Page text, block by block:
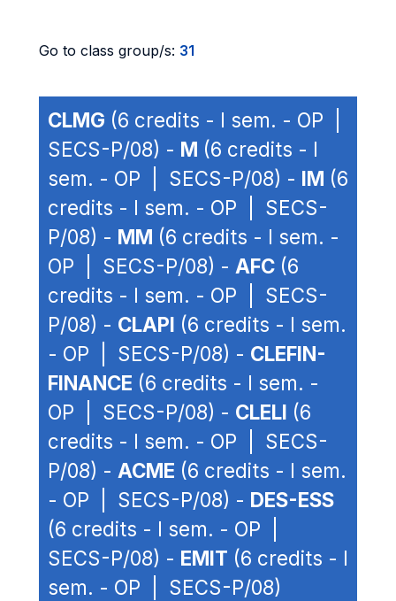
Go to class group/s: 31
CLMG (6 credits - I sem. - OP |
SECS-P/08) - M (6 credits - I
sem. - OP | SECS-P/08) - IM (6
credits - I sem. - OP | SECS-
P/08) - MM (6 credits - I sem. -
OP | SECS-P/08) - AFC (6
credits - I sem. - OP | SECS-
P/08) - CLAPI (6 credits - I sem.
- OP | SECS-P/08) - CLEFIN-
FINANCE (6 credits - I sem. -
OP | SECS-P/08) - CLELI (6
credits - I sem. - OP | SECS-
P/08) - ACME (6 credits - I sem.
- OP | SECS-P/08) - DES-ESS
(6 credits - I sem. - OP |
SECS-P/08) - EMIT (6 credits - I
sem. - OP | SECS-P/08)